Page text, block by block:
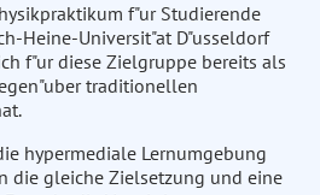
f"ur Studierende
Heine-Universit"at D"usseldorf
f"ur diese Zielgruppe bereits als
traditionellen
hypermediale Lernumgebung
die gleiche Zielsetzung und eine